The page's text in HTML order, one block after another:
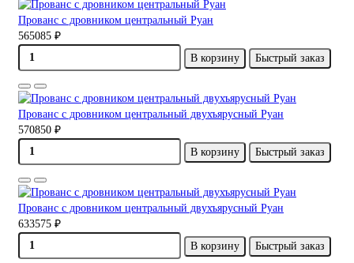
Прованс с дровником центральный Руан
565085 ₽
В корзину
Быстрый заказ
Прованс с дровником центральный двухъярусный Руан
570850 ₽
В корзину
Быстрый заказ
Прованс с дровником центральный двухъярусный Руан
633575 ₽
В корзину
Быстрый заказ